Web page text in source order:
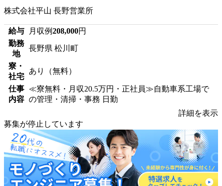
株式会社平山 長野営業所
給与 月収例208,000円
勤務
地
長野県 松川町
寮・
社宅
あり（無料）
仕事
内容
≪寮無料・月収20.5万円・正社員≫自動車系工場で
の管理・清掃・事務 日勤
詳細を表示
募集が停止しています